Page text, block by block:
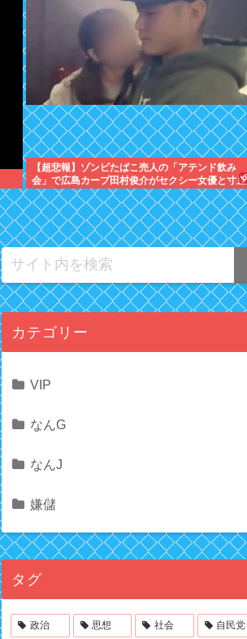
【超悲報】ゾンビたばこ売人の「アテンド飲み
会」で広島カープ田村俊介がセクシー女優と寸止
めキスｗｗｗ
カテゴリー
VIP
なんG
なんJ
嫌儲
タグ
政治 思想 社会 自民党